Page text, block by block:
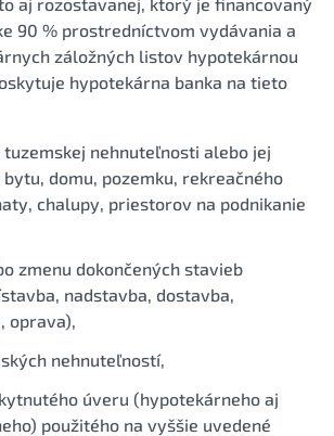
90 % prostredníctvom vydávania a
záložných listov hypotekárnou
hypotekárna banka na tieto
tuzemskej nehnuteľnosti alebo jej
domu, pozemku, rekreačného
chalupy, priestorov na podnikanie
zmenu dokončených stavieb
nadstavba, dostavba,
oprava),
nehnuteľností,
úveru (hypotekárneho aj
použitého na vyššie uvedené